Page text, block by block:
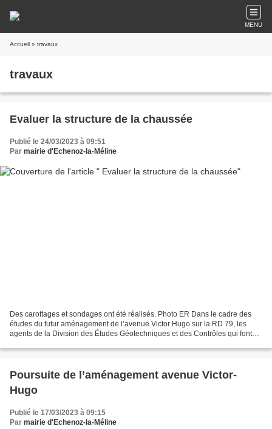
MENU
Accueil » travaux
travaux
Evaluer la structure de la chaussée
Publié le 24/03/2023 à 09:51
Par mairie d'Echenoz-la-Méline
Des carottages et sondages ont été réalisés. Photo ER Dans le cadre des
études du futur aménagement de l’avenue Victor Hugo sur la RD 79, les
agents de la Division des Études Géotechniques et des Contrôles qui font
Poursuite de l’aménagement avenue Victor-
Hugo
Publié le 17/03/2023 à 09:15
Par mairie d'Echenoz-la-Méline